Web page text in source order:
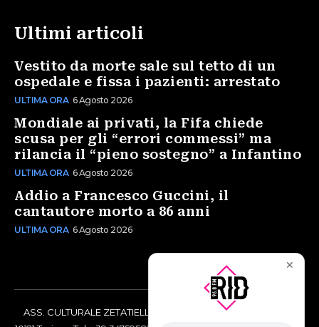
Ultimi articoli
Vestito da morte sale sul tetto di un
ospedale e fissa i pazienti: arrestato
ULTIMA ORA 6 Agosto 2026
Mondiale ai privati, la Fifa chiede
scusa per gli “errori commessi” ma
rilancia il “pieno sostegno” a Infantino
ULTIMA ORA 6 Agosto 2026
Addio a Francesco Guccini, il
cantautore morto a 86 anni
ULTIMA ORA 6 Agosto 2026
ASS. CULTURALE ZETATIELLE OFF via Vittorio Amedeo II, 21 -
✕